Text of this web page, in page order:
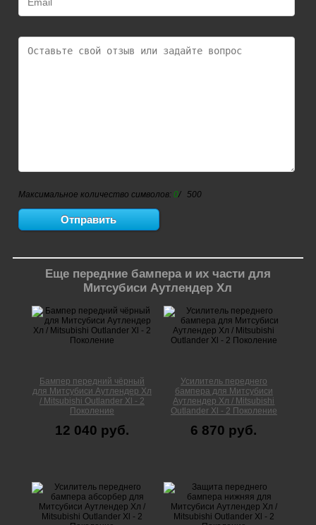
Максимальное количество символов: 0/ 500
Еще передние бампера и их части для
Митсубиси Аутлендер Xл
Бампер передний чёрный
для Митсубиси Аутлендер Xл
/ Mitsubishi Outlander Xl - 2
Поколение
12 040 руб.
Усилитель переднего
бампера для Митсубиси
Аутлендер Xл / Mitsubishi
Outlander Xl - 2 Поколение
6 870 руб.